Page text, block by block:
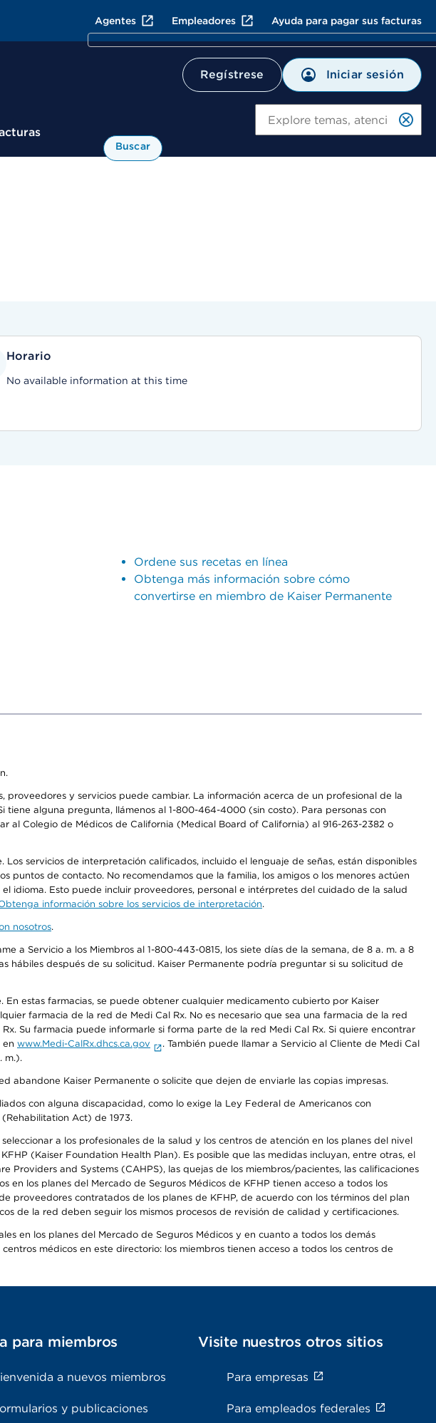
Agentes Empleadores Ayuda para pagar sus facturas
Regístrese Iniciar sesión
Buscar
Horario
No available information at this time
Ordene sus recetas en línea
Obtenga más información sobre cómo
convertirse en miembro de Kaiser Permanente
y servicios puede cambiar. La información acerca de un profesional de la
alguna pregunta, llámenos al 1-800-464-4000 (sin costo). Para personas con
al Colegio de Médicos de California (Medical Board of California) al 916-263-2382 o
servicios de interpretación calificados, incluido el lenguaje de señas, están disponibles
puntos de contacto. No recomendamos que la familia, los amigos o los menores actúen
idioma. Esto puede incluir proveedores, personal e intérpretes del cuidado de la salud
información sobre los servicios de interpretación.
nosotros.
a Servicio a los Miembros al 1-800-443-0815, los siete días de la semana, de 8 a. m. a 8
después de su solicitud. Kaiser Permanente podría preguntar si su solicitud de
estas farmacias, se puede obtener cualquier medicamento cubierto por Kaiser
farmacia de la red de Medi Cal Rx. No es necesario que sea una farmacia de la red
Su farmacia puede informarle si forma parte de la red Medi Cal Rx. Si quiere encontrar
en www.Medi-CalRx.dhcs.ca.gov
. También puede llamar a Servicio al Cliente de Medi Cal
m.).
abandone Kaiser Permanente o solicite que dejen de enviarle las copias impresas.
con alguna discapacidad, como lo exige la Ley Federal de Americanos con
Act) de 1973.
a los profesionales de la salud y los centros de atención en los planes del nivel
(Kaiser Foundation Health Plan). Es posible que las medidas incluyan, entre otras, el
and Systems (CAHPS), las quejas de los miembros/pacientes, las calificaciones
los planes del Mercado de Seguros Médicos de KFHP tienen acceso a todos los
proveedores contratados de los planes de KFHP, de acuerdo con los términos del plan
de la red deben seguir los mismos procesos de revisión de calidad y certificaciones.
en los planes del Mercado de Seguros Médicos y en cuanto a todos los demás
médicos en este directorio: los miembros tienen acceso a todos los centros de
para miembros
a nuevos miembros
y publicaciones
Visite nuestros otros sitios
Para empresas
Para empleados federales